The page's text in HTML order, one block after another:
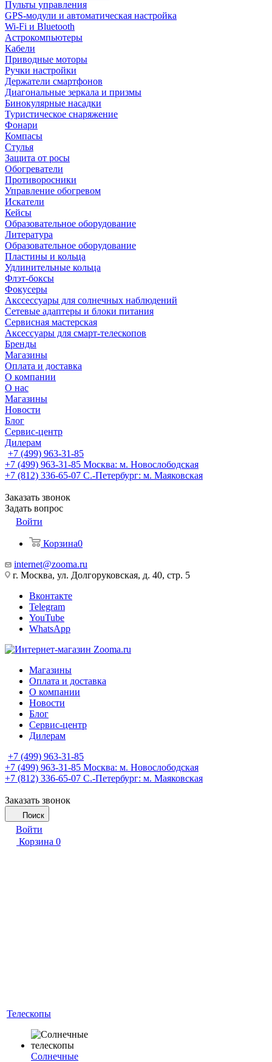
Пульты управления
GPS-модули и автоматическая настройка
Wi-Fi и Bluetooth
Астрокомпьютеры
Кабели
Приводные моторы
Ручки настройки
Держатели смартфонов
Диагональные зеркала и призмы
Бинокулярные насадки
Туристическое снаряжение
Фонари
Компасы
Стулья
Защита от росы
Обогреватели
Противоросники
Управление обогревом
Искатели
Кейсы
Образовательное оборудование
Литература
Образовательное оборудование
Пластины и кольца
Удлинительные кольца
Флэт-боксы
Фокусеры
Акссессуары для солнечных наблюдений
Сетевые адаптеры и блоки питания
Сервисная мастерская
Аксессуары для смарт-телескопов
Бренды
Магазины
Оплата и доставка
О компании
О нас
Магазины
Новости
Блог
Сервис-центр
Дилерам
+7 (499) 963-31-85
+7 (499) 963-31-85 Москва: м. Новослободская
+7 (812) 336-65-07 С.-Петербург: м. Маяковская
Заказать звонок
Задать вопрос
Войти
Корзина0
internet@zooma.ru
г. Москва, ул. Долгоруковская, д. 40, стр. 5
Вконтакте
Telegram
YouTube
WhatsApp
Магазины
Оплата и доставка
О компании
Новости
Блог
Сервис-центр
Дилерам
+7 (499) 963-31-85
+7 (499) 963-31-85 Москва: м. Новослободская
+7 (812) 336-65-07 С.-Петербург: м. Маяковская
Заказать звонок
Поиск
Войти
Корзина 0
Телескопы
Солнечные